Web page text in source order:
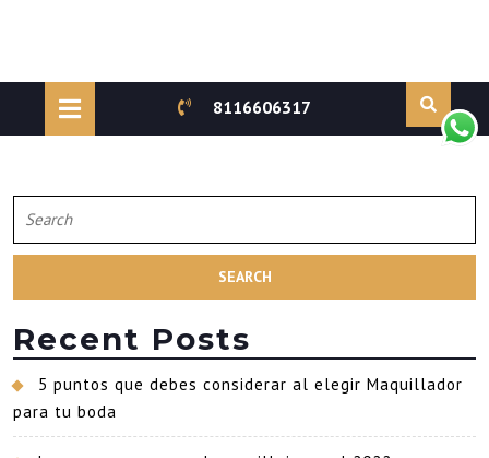
to
8116606317
for:
Recent Posts
5 puntos que debes considerar al elegir Maquillador
para tu boda